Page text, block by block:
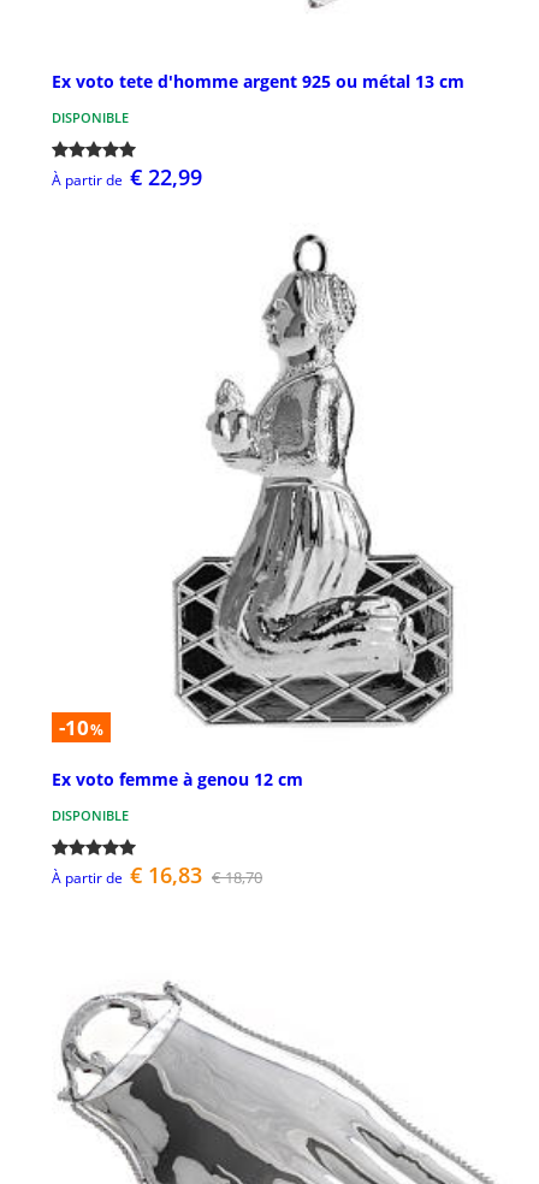
Ex voto tete d'homme argent 925 ou métal 13 cm
DISPONIBLE
À partir de € 22,99
-10%
Ex voto femme à genou 12 cm
DISPONIBLE
À partir de € 16,83 € 18,70